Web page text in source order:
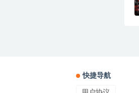
快捷导航